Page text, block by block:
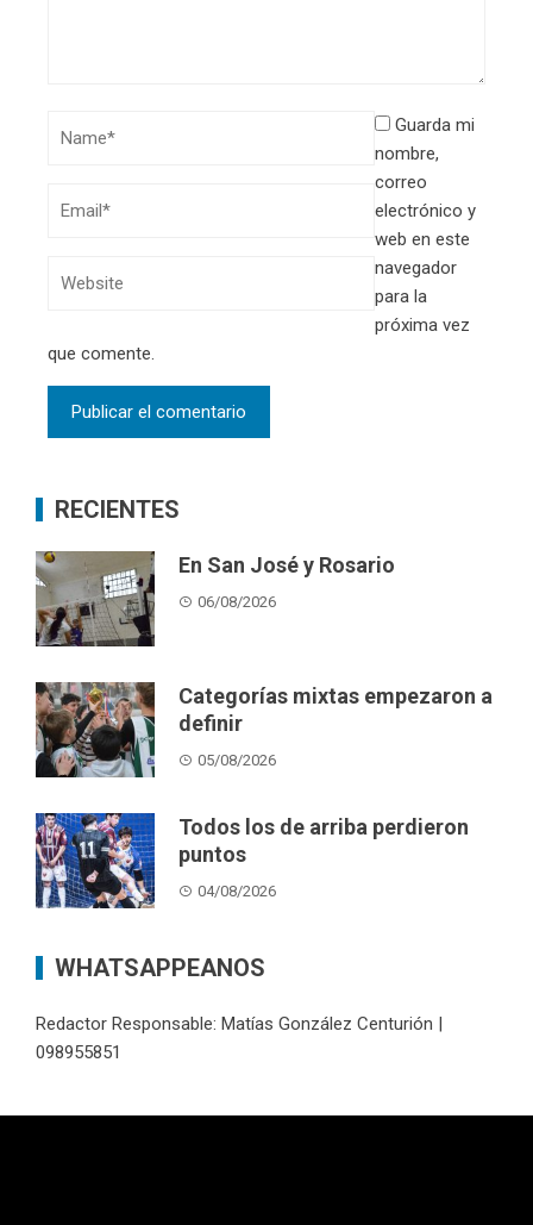
Guarda mi
nombre,
correo
electrónico y
web en este
navegador
para la
próxima vez
que comente.
RECIENTES
En San José y Rosario
06/08/2026
Categorías mixtas empezaron a
definir
05/08/2026
Todos los de arriba perdieron
puntos
04/08/2026
WHATSAPPEANOS
Redactor Responsable: Matías González Centurión |
098955851